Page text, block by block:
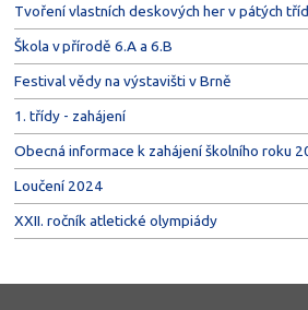
Tvoření vlastních deskových her v pátých
Škola v přírodě 6.A a 6.B
Festival vědy na výstavišti v Brně
1. třídy - zahájení
Obecná informace k zahájení školního roku
Loučení 2024
XXII. ročník atletické olympiády